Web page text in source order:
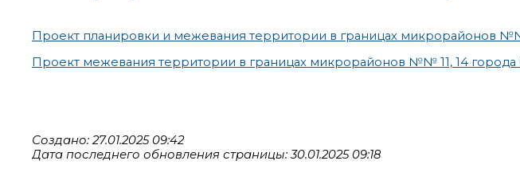
Проект планировки и межевания территории в границах микрорайонов
Проект межевания территории в границах микрорайонов №№ 11, 14 города
Создано: 27.01.2025 09:42
Дата последнего обновления страницы: 30.01.2025 09:18